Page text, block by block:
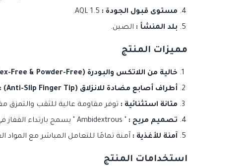
مستوى قبول الجودة :
بلد المنشأ : الصين.
مميزات المنتج
خالية من اللاتكس والبودرة (Latex-Free & Powder-Free) :
أطراف أصابع مضادة للانزلاق (Anti-Slip Finger Tip) :
متانة استثنائية : توفر مقاومة عالية للثقب والتمزق
تصميم مريح :
آمنة للأغذية : آمنة تمامًا للتعامل المباشر مع المواد
استخدامات المنتج